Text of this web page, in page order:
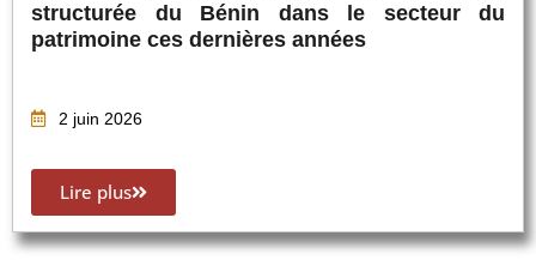
structurée du Bénin dans le secteur du
patrimoine ces dernières années
2 juin 2026
Lire plus